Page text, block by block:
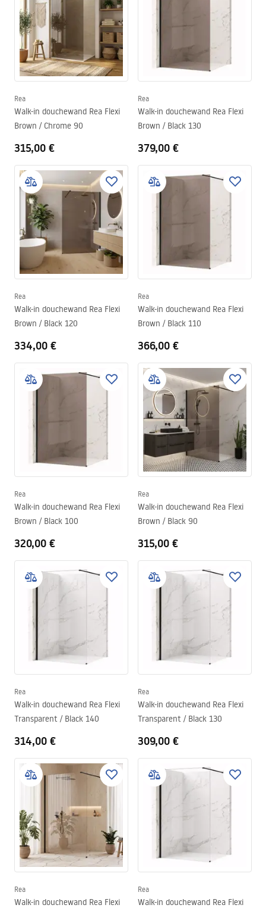
Rea
Walk-in douchewand Rea Flexi
Brown / Chrome 90
315,00 €
Rea
Walk-in douchewand Rea Flexi
Brown / Black 130
379,00 €
Rea
Walk-in douchewand Rea Flexi
Brown / Black 120
334,00 €
Rea
Walk-in douchewand Rea Flexi
Brown / Black 110
366,00 €
Rea
Walk-in douchewand Rea Flexi
Brown / Black 100
320,00 €
Rea
Walk-in douchewand Rea Flexi
Brown / Black 90
315,00 €
Rea
Walk-in douchewand Rea Flexi
Transparent / Black 140
314,00 €
Rea
Walk-in douchewand Rea Flexi
Transparent / Black 130
309,00 €
Rea
Walk-in douchewand Rea Flexi
Rea
Walk-in douchewand Rea Flexi